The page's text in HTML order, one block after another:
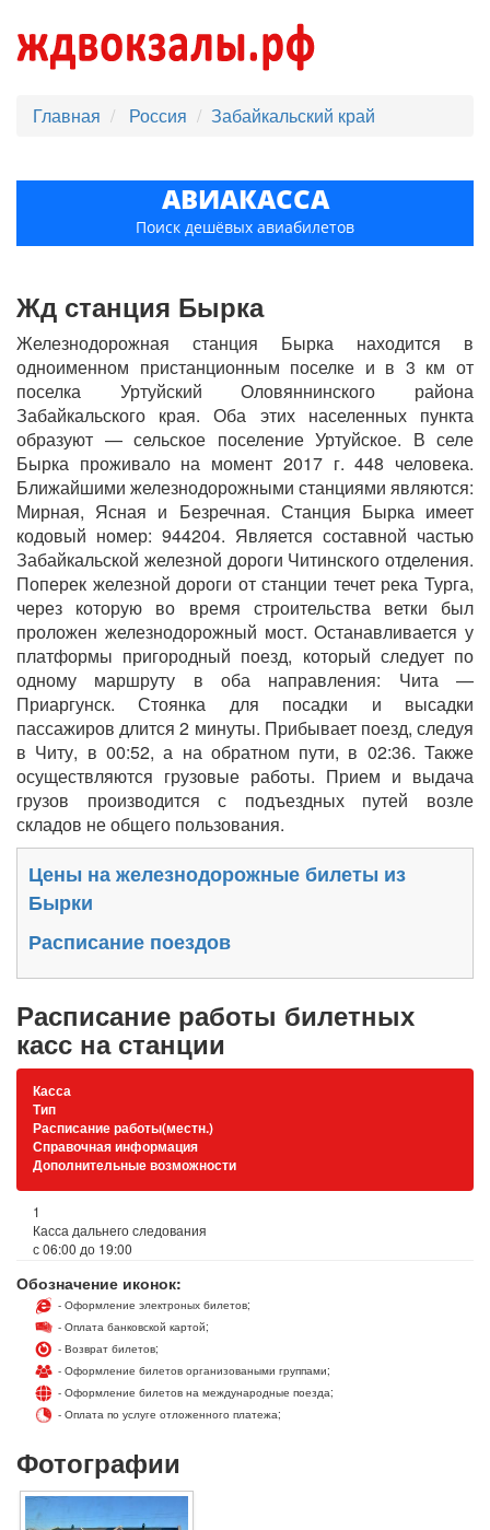
Главная Россия Забайкальский край
АВИАКАССА
Поиск дешёвых авиабилетов
Жд станция Бырка
Железнодорожная станция Бырка находится в
одноименном пристанционным поселке и в 3 км от
поселка Уртуйский Оловяннинского района
Забайкальского края. Оба этих населенных пункта
образуют — сельское поселение Уртуйское. В селе
Бырка проживало на момент 2017 г. 448 человека.
Ближайшими железнодорожными станциями являются:
Мирная, Ясная и Безречная. Станция Бырка имеет
кодовый номер: 944204. Является составной частью
Забайкальской железной дороги Читинского отделения.
Поперек железной дороги от станции течет река Турга,
через которую во время строительства ветки был
проложен железнодорожный мост. Останавливается у
платформы пригородный поезд, который следует по
одному маршруту в оба направления: Чита —
Приаргунск. Стоянка для посадки и высадки
пассажиров длится 2 минуты. Прибывает поезд, следуя
в Читу, в 00:52, а на обратном пути, в 02:36. Также
осуществляются грузовые работы. Прием и выдача
грузов производится с подъездных путей возле
складов не общего пользования.
Цены на железнодорожные билеты из
Бырки
Расписание поездов
Расписание работы билетных
касс на станции
Касса
Тип
Расписание работы(местн.)
Справочная информация
Дополнительные возможности
1
Касса дальнего следования
с 06:00 до 19:00
Обозначение иконок:
- Оформление электроных билетов;
- Оплата банковской картой;
- Возврат билетов;
- Оформление билетов организоваными группами;
- Оформление билетов на международные поезда;
- Оплата по услуге отложенного платежа;
Фотографии